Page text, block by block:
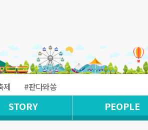
제 #판다와쏭
STORY PEOPLE